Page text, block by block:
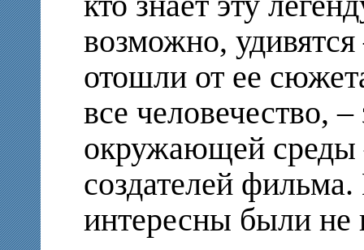
возможно,
отошли от ее
все человечество,
окружающей среды
создателей
интересны были не